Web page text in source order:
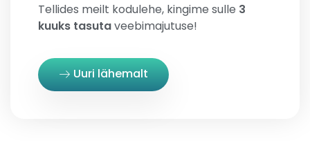
Tellides meilt kodulehe, kingime sulle 3
kuuks tasutaveebimajutuse!
Uuri lähemalt